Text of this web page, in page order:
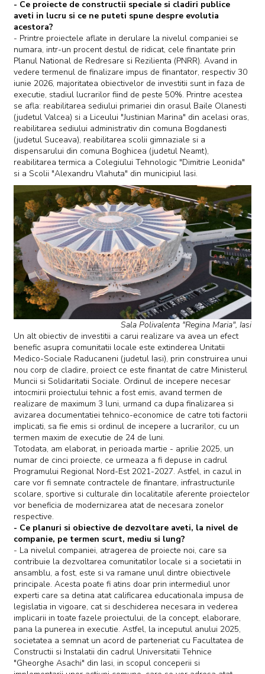
- Ce proiecte de constructii speciale si cladiri publice
aveti in lucru si ce ne puteti spune despre evolutia
acestora?
- Printre proiectele aflate in derulare la nivelul companiei se
numara, intr-un procent destul de ridicat, cele finantate prin
Planul National de Redresare si Rezilienta (PNRR). Avand in
vedere termenul de finalizare impus de finantator, respectiv 30
iunie 2026, majoritatea obiectivelor de investitii sunt in faza de
executie, stadiul lucrarilor fiind de peste 50%. Printre acestea
se afla: reabilitarea sediului primariei din orasul Baile Olanesti
(judetul Valcea) si a Liceului "Justinian Marina" din acelasi oras,
reabilitarea sediului administrativ din comuna Bogdanesti
(judetul Suceava), reabilitarea scolii gimnaziale si a
dispensarului din comuna Boghicea (judetul Neamt),
reabilitarea termica a Colegiului Tehnologic "Dimitrie Leonida"
si a Scolii "Alexandru Vlahuta" din municipiul Iasi.
Sala Polivalenta "Regina Maria", Iasi
Un alt obiectiv de investitii a carui realizare va avea un efect
benefic asupra comunitatii locale este extinderea Unitatii
Medico-Sociale Raducaneni (judetul Iasi), prin construirea unui
nou corp de cladire, proiect ce este finantat de catre Ministerul
Muncii si Solidaritatii Sociale. Ordinul de incepere necesar
intocmirii proiectului tehnic a fost emis, avand termen de
realizare de maximum 3 luni, urmand ca dupa finalizarea si
avizarea documentatiei tehnico-economice de catre toti factorii
implicati, sa fie emis si ordinul de incepere a lucrarilor, cu un
termen maxim de executie de 24 de luni.
Totodata, am elaborat, in perioada martie - aprilie 2025, un
numar de cinci proiecte, ce urmeaza a fi depuse in cadrul
Programului Regional Nord-Est 2021-2027. Astfel, in cazul in
care vor fi semnate contractele de finantare, infrastructurile
scolare, sportive si culturale din localitatile aferente proiectelor
vor beneficia de modernizarea atat de necesara zonelor
respective.
- Ce planuri si obiective de dezvoltare aveti, la nivel de
companie, pe termen scurt, mediu si lung?
- La nivelul companiei, atragerea de proiecte noi, care sa
contribuie la dezvoltarea comunitatilor locale si a societatii in
ansamblu, a fost, este si va ramane unul dintre obiectivele
principale. Acesta poate fi atins doar prin intermediul unor
experti care sa detina atat calificarea educationala impusa de
legislatia in vigoare, cat si deschiderea necesara in vederea
implicarii in toate fazele proiectului, de la concept, elaborare,
pana la punerea in executie. Astfel, la inceputul anului 2025,
societatea a semnat un acord de parteneriat cu Facultatea de
Constructii si Instalatii din cadrul Universitatii Tehnice
"Gheorghe Asachi" din Iasi, in scopul conceperii si